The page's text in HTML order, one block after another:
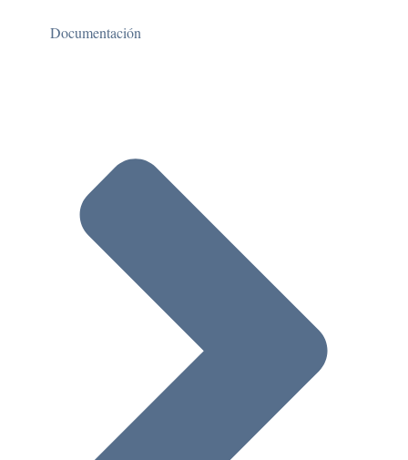
Documentación